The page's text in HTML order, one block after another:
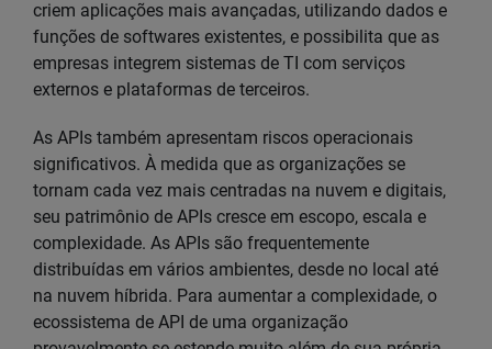
criem aplicações mais avançadas, utilizando dados e
funções de softwares existentes, e possibilita que as
empresas integrem sistemas de TI com serviços
externos e plataformas de terceiros.
As APIs também apresentam riscos operacionais
significativos. À medida que as organizações se
tornam cada vez mais centradas na nuvem e digitais,
seu patrimônio de APIs cresce em escopo, escala e
complexidade. As APIs são frequentemente
distribuídas em vários ambientes, desde no local até
na nuvem híbrida. Para aumentar a complexidade, o
ecossistema de API de uma organização